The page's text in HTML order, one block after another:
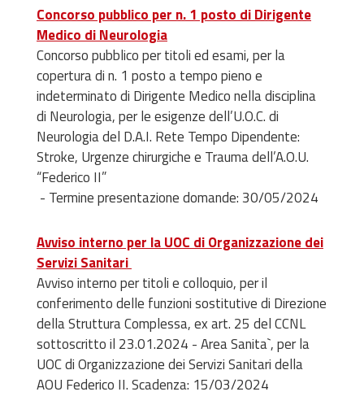
Concorso pubblico per n. 1 posto di Dirigente
Medico di Neurologia
Concorso pubblico per titoli ed esami, per la
copertura di n. 1 posto a tempo pieno e
indeterminato di Dirigente Medico nella disciplina
di Neurologia, per le esigenze dell’U.O.C. di
Neurologia del D.A.I. Rete Tempo Dipendente:
Stroke, Urgenze chirurgiche e Trauma dell’A.O.U.
“Federico II”
- Termine presentazione domande: 30/05/2024
Avviso interno per la UOC di Organizzazione dei
Servizi Sanitari
Avviso interno per titoli e colloquio, per il
conferimento delle funzioni sostitutive di Direzione
della Struttura Complessa, ex art. 25 del CCNL
sottoscritto il 23.01.2024 - Area Sanita`, per la
UOC di Organizzazione dei Servizi Sanitari della
AOU Federico II. Scadenza: 15/03/2024